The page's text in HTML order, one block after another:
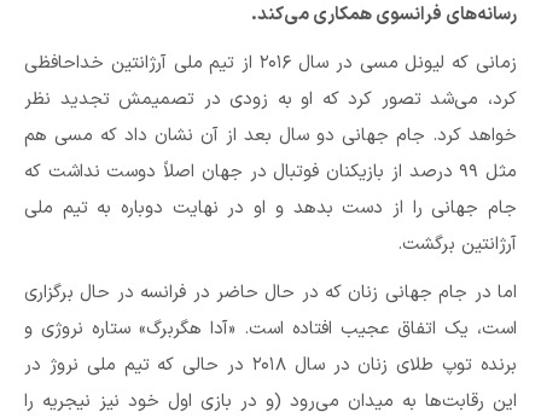
رسانه‌های فرانسوی همکاری می‌کند.
زمانی که لیونل مسی در سال ۲۰۱۶ از تیم ملی آرژانتین خداحافظی
کرد، می‌شد تصور کرد که او به زودی در تصمیمش تجدید نظر
خواهد کرد. جام جهانی دو سال بعد از آن نشان داد که مسی هم
مثل ۹۹ درصد از بازیکنان فوتبال در جهان اصلاً دوست نداشت که
جام جهانی را از دست بدهد و او در نهایت دوباره به تیم ملی
آرژانتین برگشت.
اما در جام جهانی زنان که در حال حاضر در فرانسه در حال برگزاری
است، یک اتفاق عجیب افتاده است. «آدا هگربرگ» ستاره نروژی و
برنده توپ طلای زنان در سال ۲۰۱۸ در حالی که تیم ملی نروژ در
این رقابت‌ها به میدان می‌رود (و در بازی اول خود نیز نیجریه را